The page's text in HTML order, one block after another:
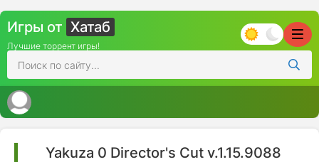
Игры от Хатаб
Лучшие торрент игры!
Yakuza 0 Director's Cut v.1.15.9088